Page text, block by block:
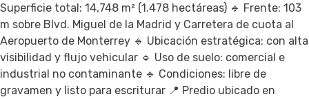
Superficie total: 14,748 m² (1.478 hectáreas) 🔹 Frente: 103
m sobre Blvd. Miguel de la Madrid y Carretera de cuota al
Aeropuerto de Monterrey 🔹 Ubicación estratégica: con alta
visibilidad y flujo vehicular 🔹 Uso de suelo: comercial e
industrial no contaminante 🔹 Condiciones: libre de
gravamen y listo para escriturar 📍 Predio ubicado en